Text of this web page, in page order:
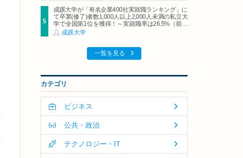
成蹊大学が「有名企業400社実就職ランキング」に
て卒業(修了)者数1,000人以上2,000人未満の私立大
学で全国第1位を獲得！～実就職率は26.5%（前年
比＋4.3pt）に伸長、東京の私立大学でも10位にラ
ンクイン～
成蹊大学
一覧を見る
カテゴリ
ビジネス
公共・政治
テクノロジー・IT